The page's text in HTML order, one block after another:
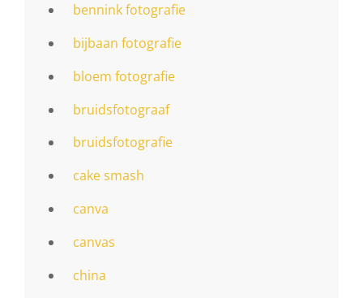
bennink fotografie
bijbaan fotografie
bloem fotografie
bruidsfotograaf
bruidsfotografie
cake smash
canva
canvas
china